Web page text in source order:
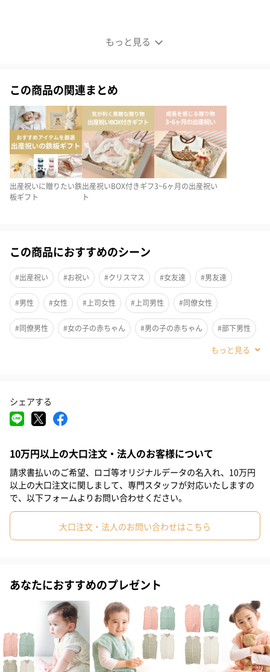
もっと見る
綿100%で柔らかな6重ガーゼでできた日本製のガーゼケットと赤
ちゃんの手で握りやすい形の定番ラトル、子育て中大活躍する巾
6重ガーゼケット Sサイズ
いを持ったブランド「angerolux（アンジェロラックス）」から、
柔らかな6重ガーゼでできた日本製のガーゼケットが届きました！
新生児から使えるミニサイズで、出産祝いやお子さまのギフトに
最適です。
いつも使っているガーゼケットがあればお子さまも安心です。
ベビーカーやチャイルドシートで使用しても地面に引きずった
綿100％なので洗濯ができ、清潔に保てます。
優しい肌触りの日本製6重ガーゼ
この商品の関連まとめ
出産祝いに贈りたい鉄
板ギフト
出産祝いBOX付きギフ
ト
3~6ヶ月の出産祝い
この商品におすすめのシーン
#出産祝い #お祝い #クリスマス #女友達 #男友達
#男性 #女性 #上司女性 #上司男性 #同僚女性
#同僚男性 #女の子の赤ちゃん #男の子の赤ちゃん #部下男性
#20代前半
シェアする
10万円以上の大口注文・法人のお客様について
請求書払いのご希望、ロゴ等オリジナルデータの名入れ、10万円
以上の大口注文に関しまして、専門スタッフが対応いたしますの
で、以下フォームよりお問い合わせください。
大口注文・法人のお問い合わせはこちら
あなたにおすすめのプレゼント